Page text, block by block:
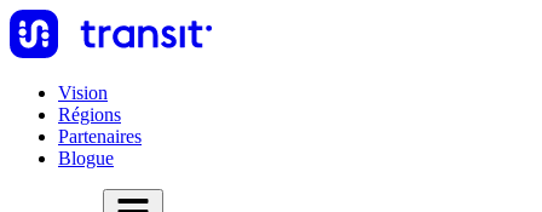
Vision
Régions
Partenaires
Blogue